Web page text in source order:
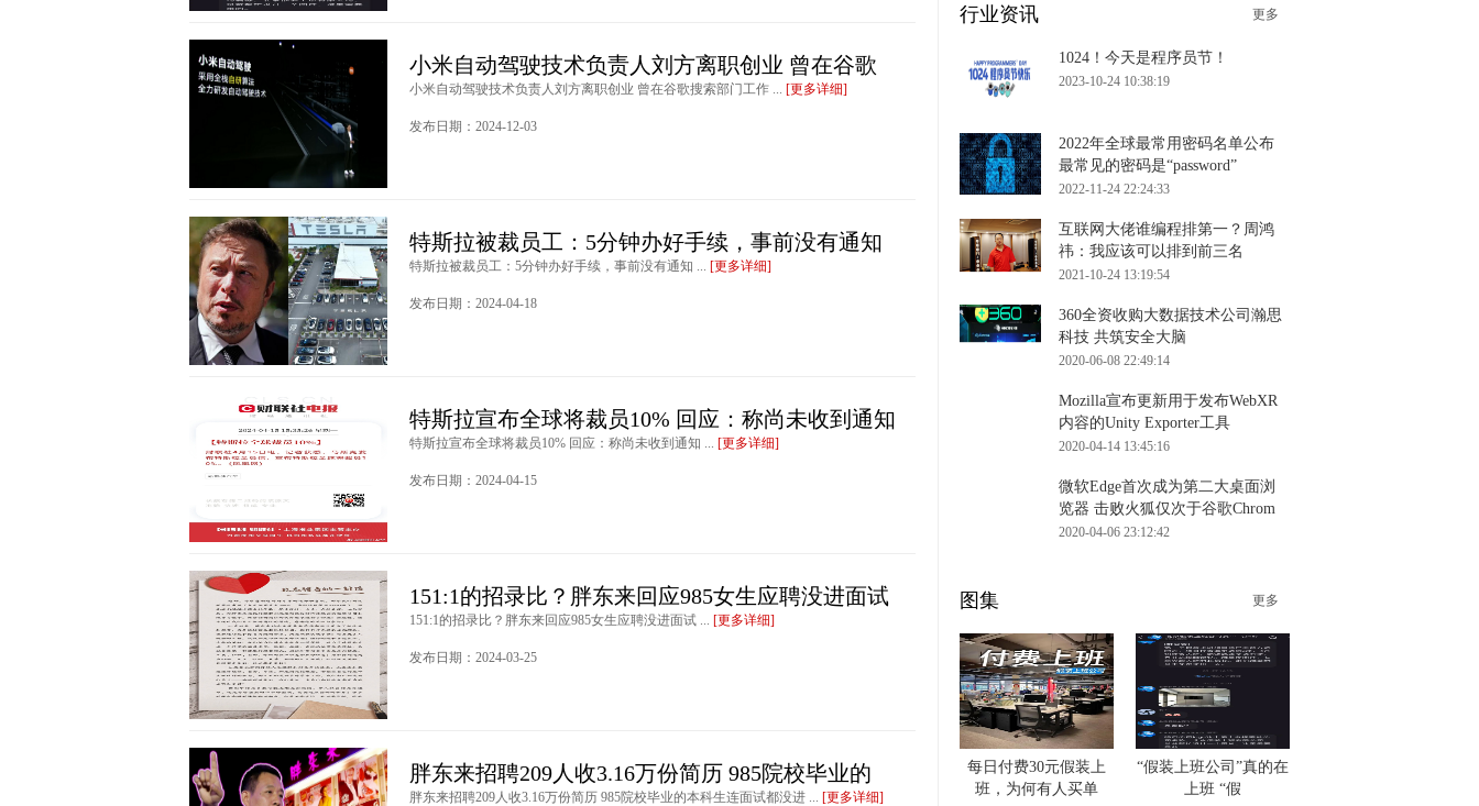
小米自动驾驶技术负责人刘方离职创业 曾在谷歌
小米自动驾驶技术负责人刘方离职创业 曾在谷歌搜索部门工作 ... [更多详细]
发布日期：2024-12-03
特斯拉被裁员工：5分钟办好手续，事前没有通知
特斯拉被裁员工：5分钟办好手续，事前没有通知 ... [更多详细]
发布日期：2024-04-18
特斯拉宣布全球将裁员10% 回应：称尚未收到通知
特斯拉宣布全球将裁员10% 回应：称尚未收到通知 ... [更多详细]
发布日期：2024-04-15
151:1的招录比？胖东来回应985女生应聘没进面试
151:1的招录比？胖东来回应985女生应聘没进面试 ... [更多详细]
发布日期：2024-03-25
胖东来招聘209人收3.16万份简历 985院校毕业的
胖东来招聘209人收3.16万份简历 985院校毕业的本科生连面试都没进 ... [更多详细]
行业资讯 更多
1024！今天是程序员节！
2023-10-24 10:38:19
2022年全球最常用密码名单公布
最常见的密码是“password”
2022-11-24 22:24:33
互联网大佬谁编程排第一？周鸿
祎：我应该可以排到前三名
2021-10-24 13:19:54
360全资收购大数据技术公司瀚思
科技 共筑安全大脑
2020-06-08 22:49:14
Mozilla宣布更新用于发布WebXR
内容的Unity Exporter工具
2020-04-14 13:45:16
微软Edge首次成为第二大桌面浏
览器 击败火狐仅次于谷歌Chrom
2020-04-06 23:12:42
图集 更多
每日付费30元假装上
班，为何有人买单
“假装上班公司”真的在
上班 “假